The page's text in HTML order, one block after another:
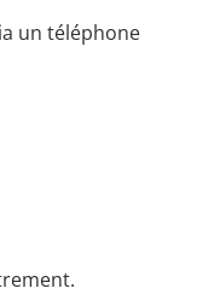
un téléphone